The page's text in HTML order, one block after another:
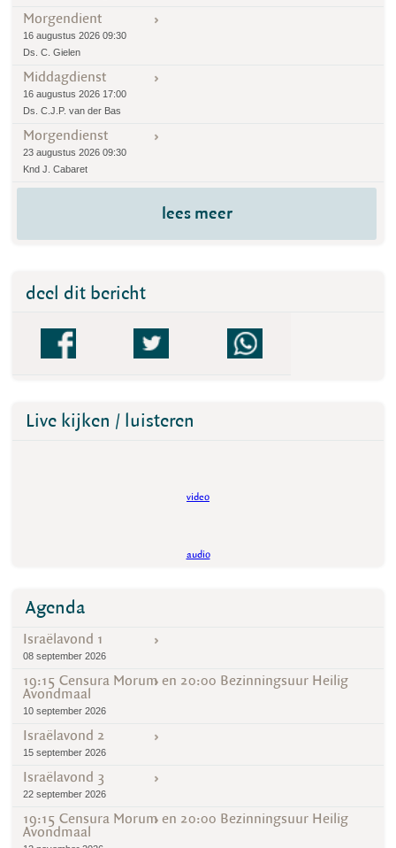
Morgendient
16 augustus 2026 09:30
Ds. C. Gielen
Middagdienst
16 augustus 2026 17:00
Ds. C.J.P. van der Bas
Morgendienst
23 augustus 2026 09:30
Knd J. Cabaret
lees meer
deel dit bericht
Live kijken / luisteren
video
audio
Agenda
Israëlavond 1
08 september 2026
19:15 Censura Morum en 20:00 Bezinningsuur Heilig
Avondmaal
10 september 2026
Israëlavond 2
15 september 2026
Israëlavond 3
22 september 2026
19:15 Censura Morum en 20:00 Bezinningsuur Heilig
Avondmaal